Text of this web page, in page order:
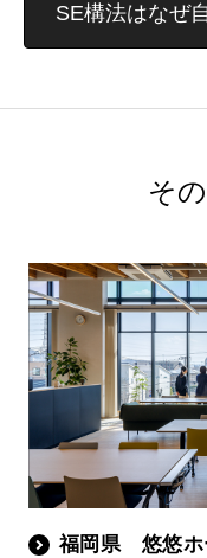
SE構法はなぜ
そ
福岡県 悠悠ホ